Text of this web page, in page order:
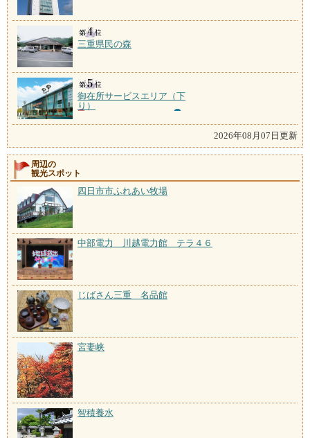
三重県民の森
御在所サービスエリア（下
り）
2026年08月07日更新
周辺の
観光スポット
四日市市ふれあい牧場
中部電力 川越電力館 テラ４６
じばさん三重 名品館
宮妻峡
智積養水